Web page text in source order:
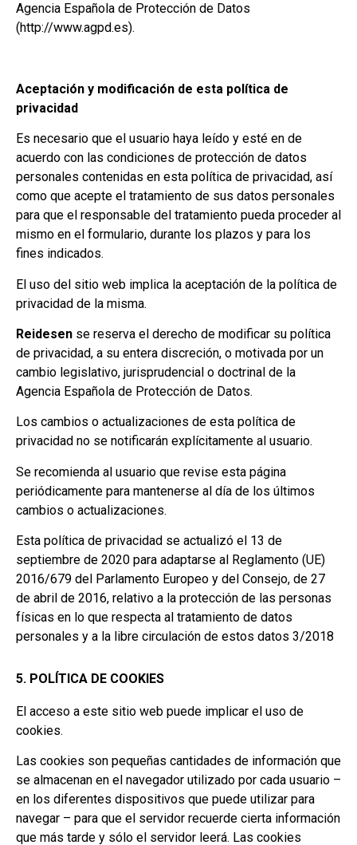
Agencia Española de Protección de Datos
(http://www.agpd.es).
Aceptación y modificación de esta política de
privacidad
Es necesario que el usuario haya leído y esté en de
acuerdo con las condiciones de protección de datos
personales contenidas en esta política de privacidad, así
como que acepte el tratamiento de sus datos personales
para que el responsable del tratamiento pueda proceder al
mismo en el formulario, durante los plazos y para los
fines indicados.
El uso del sitio web implica la aceptación de la política de
privacidad de la misma.
Reidesen se reserva el derecho de modificar su política
de privacidad, a su entera discreción, o motivada por un
cambio legislativo, jurisprudencial o doctrinal de la
Agencia Española de Protección de Datos.
Los cambios o actualizaciones de esta política de
privacidad no se notificarán explícitamente al usuario.
Se recomienda al usuario que revise esta página
periódicamente para mantenerse al día de los últimos
cambios o actualizaciones.
Esta política de privacidad se actualizó el 13 de
septiembre de 2020 para adaptarse al Reglamento (UE)
2016/679 del Parlamento Europeo y del Consejo, de 27
de abril de 2016, relativo a la protección de las personas
físicas en lo que respecta al tratamiento de datos
personales y a la libre circulación de estos datos 3/2018
5. POLÍTICA DE COOKIES
El acceso a este sitio web puede implicar el uso de
cookies.
Las cookies son pequeñas cantidades de información que
se almacenan en el navegador utilizado por cada usuario –
en los diferentes dispositivos que puede utilizar para
navegar – para que el servidor recuerde cierta información
que más tarde y sólo el servidor leerá. Las cookies